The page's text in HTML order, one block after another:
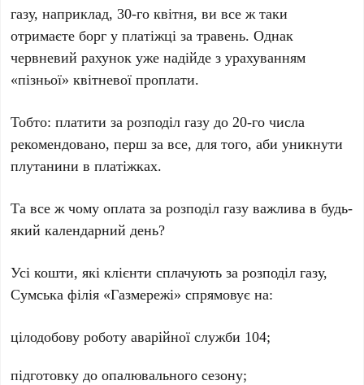
газу, наприклад, 30-го квітня, ви все ж таки
отримаєте борг у платіжці за травень. Однак
червневий рахунок уже надійде з урахуванням
«пізньої» квітневої проплати.
Тобто: платити за розподіл газу до 20-го числа
рекомендовано, перш за все, для того, аби уникнути
плутанини в платіжках.
Та все ж чому оплата за розподіл газу важлива в будь-
який календарний день?
Усі кошти, які клієнти сплачують за розподіл газу,
Сумська філія «Газмережі» спрямовує на:
цілодобову роботу аварійної служби 104;
підготовку до опалювального сезону;